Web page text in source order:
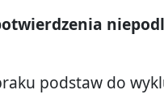
podstaw do